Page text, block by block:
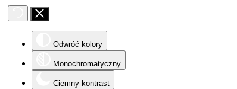
Odwróć kolory
Monochromatyczny
Ciemny kontrast